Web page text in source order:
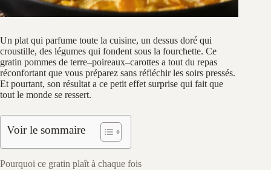
Un plat qui parfume toute la cuisine, un dessus doré qui
croustille, des légumes qui fondent sous la fourchette. Ce
gratin pommes de terre–poireaux–carottes a tout du repas
réconfortant que vous préparez sans réfléchir les soirs pressés.
Et pourtant, son résultat a ce petit effet surprise qui fait que
tout le monde se ressert.
Voir le sommaire
Pourquoi ce gratin plaît à chaque fois